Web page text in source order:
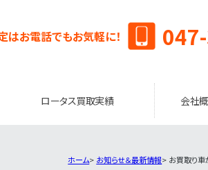
はお電話でもお気軽に！
ロータス買取実績 会社
ホーム お知らせ＆最新情報 お買取り車